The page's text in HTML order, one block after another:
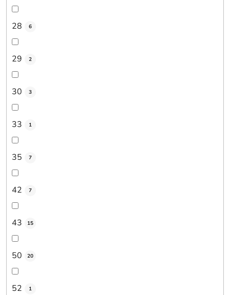
28 6
29 2
30 3
33 1
35 7
42 7
43 15
50 20
52 1